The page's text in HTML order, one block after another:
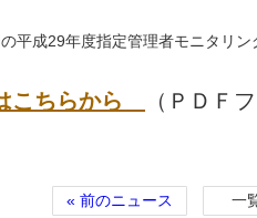
平成29年度指定管理者モニタリ
こちらから （ＰＤＦ
« 前のニュース 一